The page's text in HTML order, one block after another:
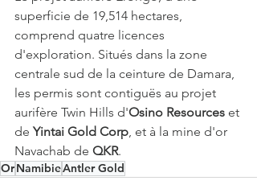
superficie de 19,514 hectares,
comprend quatre licences
d'exploration. Situés dans la zone
centrale sud de la ceinture de Damara,
les permis sont contiguës au projet
aurifère Twin Hills d'Osino Resources et
de Yintai Gold Corp, et à la mine d'or
Navachab de QKR.
OrNamibieAntler Gold